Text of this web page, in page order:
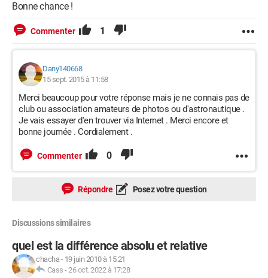
Bonne chance !
Commenter 1
Dany140668
15 sept. 2015 à 11:58
Merci beaucoup pour votre réponse mais je ne connais pas de
club ou association amateurs de photos ou d'astronautique .
Je vais essayer d'en trouver via Internet . Merci encore et
bonne journée . Cordialement .
Commenter 0
Répondre Posez votre question
Discussions similaires
quel est la différence absolu et relative
chacha- 19 juin 2010 à 15:21
Cass -26 oct. 2022 à 17:28